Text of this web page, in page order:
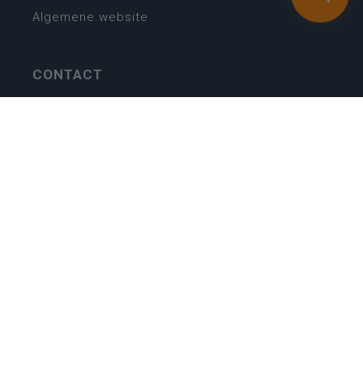
Algemene website
CONTACT